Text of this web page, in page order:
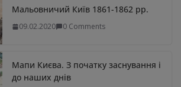
Мальовничий Київ 1861-1862 рр.
09.02.2020 0 Comments
Мапи Києва. З початку заснування і
до наших днів